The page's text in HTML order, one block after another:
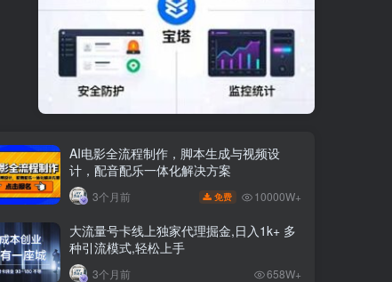
AI电影全流程制作，脚本生成与视频设
计，配音配乐一体化解决方案
3个月前 免费 10000W+
大流量号卡线上独家代理掘金,日入1k+ 多
种引流模式,轻松上手
3个月前 658W+